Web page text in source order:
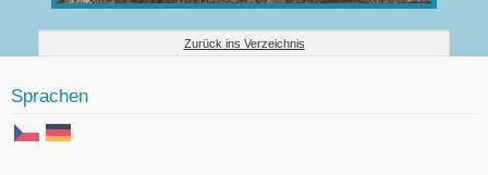
Zurück ins Verzeichnis
Sprachen